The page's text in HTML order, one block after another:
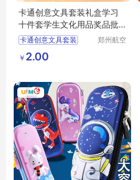
卡通创意文具套装礼盒学习
十件套学生文化用品奖品批
发
卡通创意文具套装
礼盒学习十件套
学生文化用品奖品批发
郑州航空
￥ 2.00